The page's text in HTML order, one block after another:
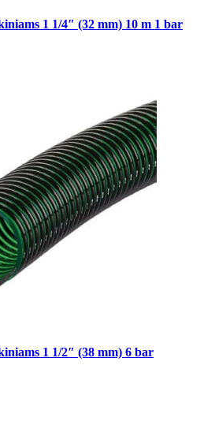
1 1/4″ (32 mm) 10 m 1 bar
1 1/2″ (38 mm) 6 bar